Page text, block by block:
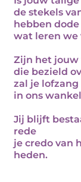
de stekels
hebben
wat leren we
Zijn het jouw
die bezield
zal je
in ons
Jij blijft
rede
je credo van
heden.